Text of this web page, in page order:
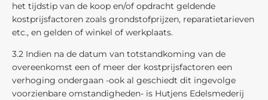
het tijdstip van de koop en/of opdracht geldende
kostprijsfactoren zoals grondstofprijzen, reparatietarieven
etc., en gelden of winkel of werkplaats.
3.2 Indien na de datum van totstandkoming van de
overeenkomst een of meer der kostprijsfactoren een
verhoging ondergaan -ook al geschiedt dit ingevolge
voorzienbare omstandigheden- is Hutjens Edelsmederij